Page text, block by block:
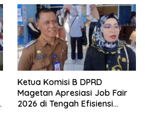
Ketua Komisi B DPRD
Magetan Apresiasi Job Fair
2026 di Tengah Efisiensi